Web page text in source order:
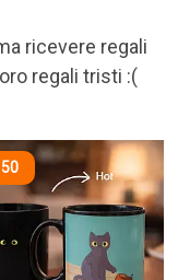
ricevere regali
regali tristi :(